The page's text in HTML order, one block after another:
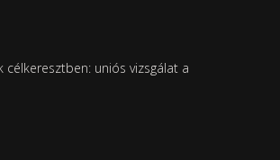
célkeresztben: uniós vizsgálat a